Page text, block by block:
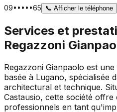
09•••••65 📞 Afficher le téléphone
Services et
Regazzoni
Regazzoni Gianpaolo est
basée à Lugano, spécialisée
architectural et technique.
Castausio, cette société offre
professionnels en tant